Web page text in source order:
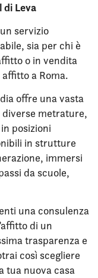
di Leva
servizio
sia per chi è
o in vendita
a Roma.
offre una vasta
metrature,
posizioni
in strutture
immersi
da scuole,
una consulenza
di un
trasparenza e
così scegliere
tua nuova casa